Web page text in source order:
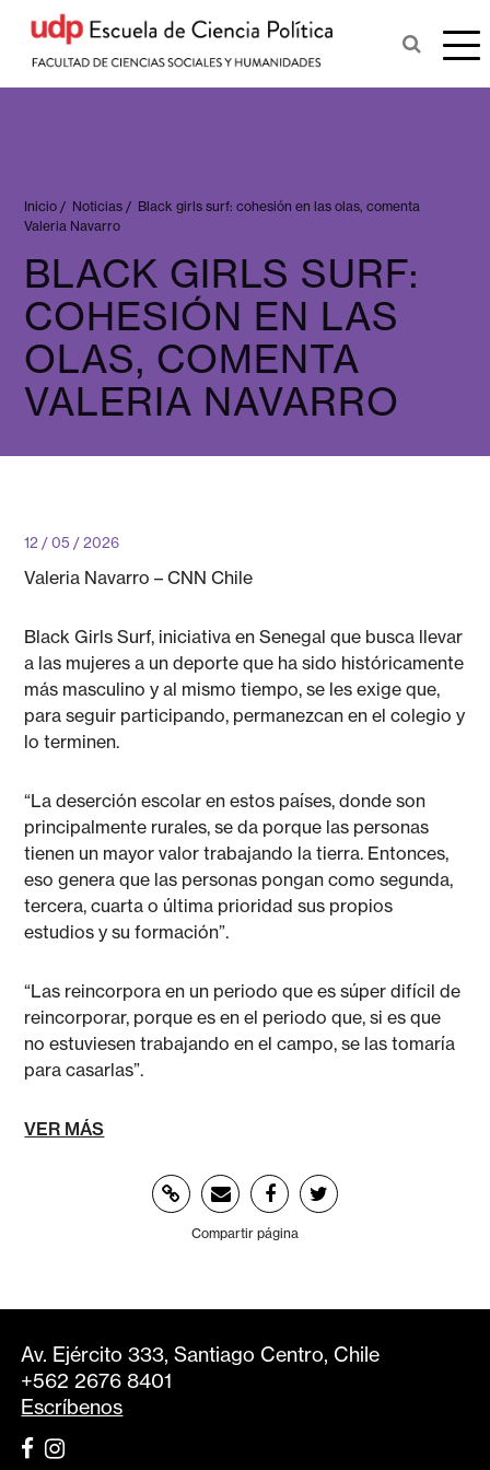
Inicio / Noticias / Black girls surf: cohesión en las olas, comenta
Valeria Navarro
BLACK GIRLS SURF:
COHESIÓN EN LAS
OLAS, COMENTA
VALERIA NAVARRO
12 / 05 / 2026
Valeria Navarro – CNN Chile
Black Girls Surf, iniciativa en Senegal que busca llevar
a las mujeres a un deporte que ha sido históricamente
más masculino y al mismo tiempo, se les exige que,
para seguir participando, permanezcan en el colegio y
lo terminen.
“La deserción escolar en estos países, donde son
principalmente rurales, se da porque las personas
tienen un mayor valor trabajando la tierra. Entonces,
eso genera que las personas pongan como segunda,
tercera, cuarta o última prioridad sus propios
estudios y su formación”.
“Las reincorpora en un periodo que es súper difícil de
reincorporar, porque es en el periodo que, si es que
no estuviesen trabajando en el campo, se las tomaría
para casarlas”.
VER MÁS
Compartir página
Av. Ejército 333, Santiago Centro, Chile
+562 2676 8401
Escríbenos